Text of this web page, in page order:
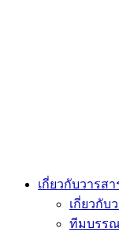
เกี่ยวกับวารสา
เกี่ยวกับ
ทีมบรร